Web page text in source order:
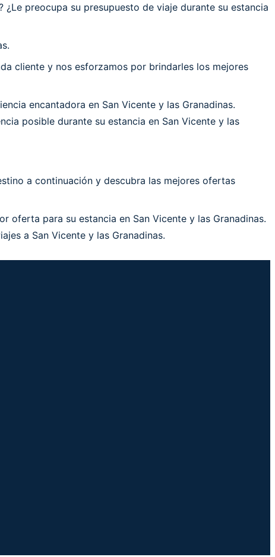
¿Le preocupa su presupuesto de viaje durante su estancia
cliente y nos esforzamos por brindarles los mejores
encantadora en San Vicente y las Granadinas.
posible durante su estancia en San Vicente y las
a continuación y descubra las mejores ofertas
oferta para su estancia en San Vicente y las Granadinas.
a San Vicente y las Granadinas.